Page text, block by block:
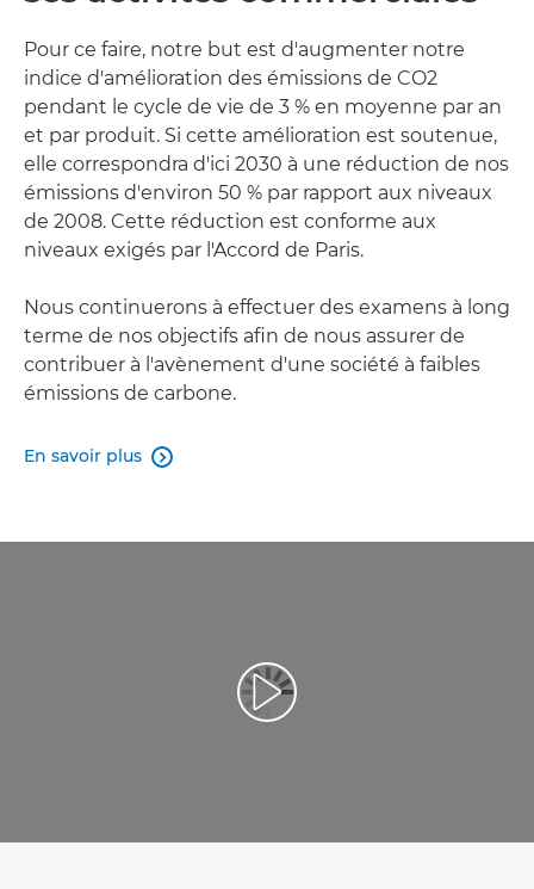
Pour ce faire, notre but est d'augmenter notre
indice d'amélioration des émissions de CO2
pendant le cycle de vie de 3 % en moyenne par an
et par produit. Si cette amélioration est soutenue,
elle correspondra d'ici 2030 à une réduction de nos
émissions d'environ 50 % par rapport aux niveaux
de 2008. Cette réduction est conforme aux
niveaux exigés par l'Accord de Paris.
Nous continuerons à effectuer des examens à long
terme de nos objectifs afin de nous assurer de
contribuer à l'avènement d'une société à faibles
émissions de carbone.
En savoir plus 